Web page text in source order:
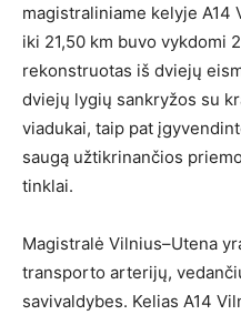
magistraliniame kelyje A14
iki 21,50 km buvo vykdomi
rekonstruotas iš dviejų
dviejų lygių sankryžos su
viadukai, taip pat
saugą užtikrinančios
tinklai.
Magistralė Vilnius–Utena
transporto arterijų,
savivaldybes. Kelias A14